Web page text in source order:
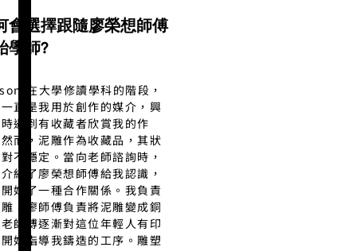
會選擇跟隨廖榮想師傅
學師?
在大學修讀學科的階段，
直是我用於創作的媒介，興
遇到有收藏者欣賞我的作
而，泥雕作為收藏品，其狀
不穩定。當向老師諮詢時，
紹了廖榮想師傅給我認識，
始了一種合作關係。我負責
，廖師傅負責將泥雕變成銅
師傅逐漸對這位年輕人有印
始指導我鑄造的工序。雕塑